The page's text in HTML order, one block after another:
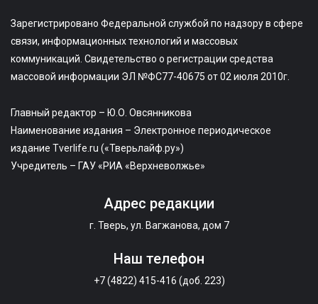
Зарегистрировано Федеральной службой по надзору в сфере
связи, информационных технологий и массовых
коммуникаций. Свидетельство о регистрации средства
массовой информации ЭЛ №ФС77-40675 от 02 июля 2010г.
Главный редактор – Ю.О. Овсянникова
Наименование издания – Электронное периодическое
издание Tverlife.ru («Тверьлайф.ру»)
Учредитель – ГАУ «РИА «Верхневолжье»
Адрес редакции
г. Тверь, ул. Вагжанова, дом 7
Наш телефон
+7 (4822) 415-416 (доб. 223)